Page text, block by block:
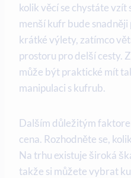
kolik věcí se chystáte vzít
menší kufr bude
krátké výlety, zatímco
prostoru pro delší cesty.
může být praktické mít
manipulaci s kufrub.
Dalším důležitým
cena. Rozhodněte se,
Na trhu existuje široká
takže si můžete vybrat